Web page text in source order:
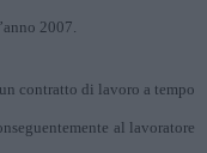
2007.
contratto di lavoro a tempo
al lavoratore